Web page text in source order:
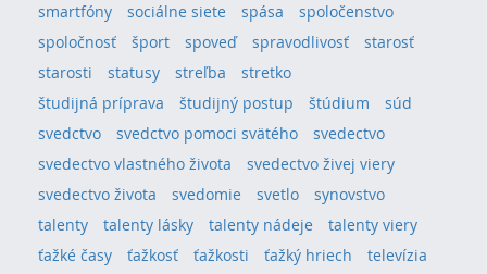
smartfóny
sociálne siete spása
spoločenstvo
spoločnosť
šport spoveď spravodlivosť
starosť
starosti
statusy streľba
stretko
študijná príprava
študijný postup štúdium
súd
svedctvo
svedctvo pomoci svätého
svedectvo
svedectvo vlastného života
svedectvo živej viery
svedectvo života
svedomie svetlo
synovstvo
talenty
talenty lásky talenty nádeje
talenty viery
ťažké časy
ťažkosť ťažkosti ťažký hriech
televízia